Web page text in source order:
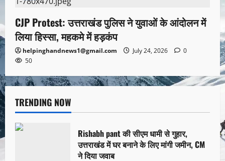
CJP Protest: उत्तराखंड पुलिस ने युवाओं के आंदोलन में
लिया हिस्सा, महकमे में हड़कंप
helpinghandnews1@gmail.com July 24, 2026
0
50
TRENDING NOW
Rishabh pant की सीएम धामी से गुहार,
उत्तराखंड में घर बनाने के लिए मांगी जमीन, CM
ने दिया जवाब